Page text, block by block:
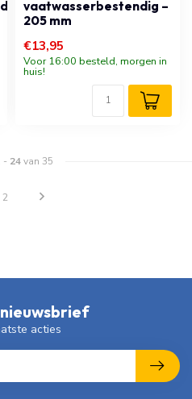
vaatwasserbestendig –
205 mm
€13,95
Voor 16:00 besteld, morgen in
huis!
- 24van 35
2
acties